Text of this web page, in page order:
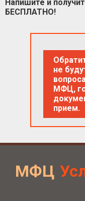
Напишите и
БЕСПЛАТНО!
не
МФЦ,
прием.
МФЦ